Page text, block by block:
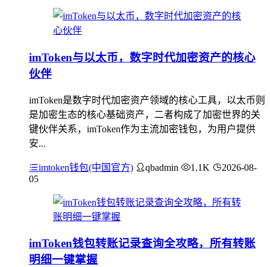
imToken与以太币，数字时代加密资产的核心
伙伴
imToken是数字时代加密资产领域的核心工具，以太币则
是加密生态的核心基础资产，二者构成了加密世界的关
键伙伴关系，imToken作为主流加密钱包，为用户提供
安...
imtoken钱包(中国官方) qbadmin 1.1K
2026-08-
05
imToken钱包转账记录查询全攻略，所有转账
明细一键掌握